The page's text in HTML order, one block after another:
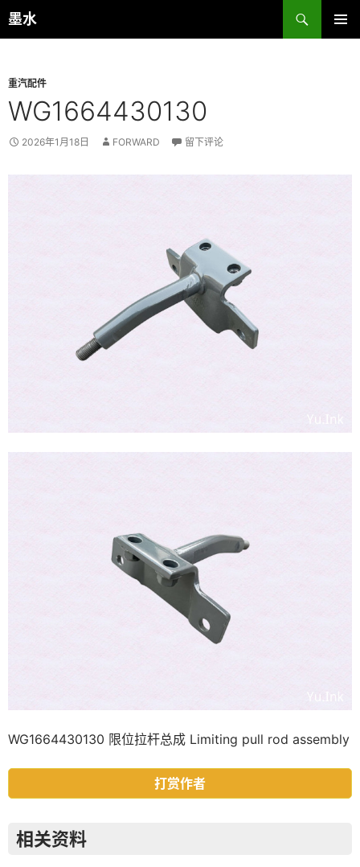
跳
至
墨水
搜
索
重汽配件
WG1664430130
2026年1月18日 FORWARD 留下评论
WG1664430130 限位拉杆总成 Limiting pull rod assembly
打赏作者
相关资料